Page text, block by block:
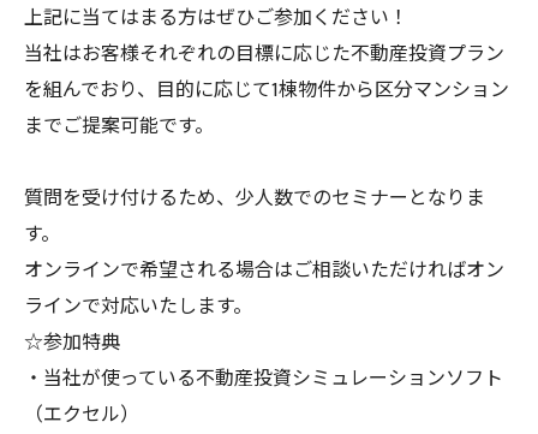
上記に当てはまる方はぜひご参加ください！
当社はお客様それぞれの目標に応じた不動産投資プラン
を組んでおり、目的に応じて1棟物件から区分マンション
までご提案可能です。
質問を受け付けるため、少人数でのセミナーとなりま
す。
オンラインで希望される場合はご相談いただければオン
ラインで対応いたします。
☆参加特典
・当社が使っている不動産投資シミュレーションソフト
（エクセル）